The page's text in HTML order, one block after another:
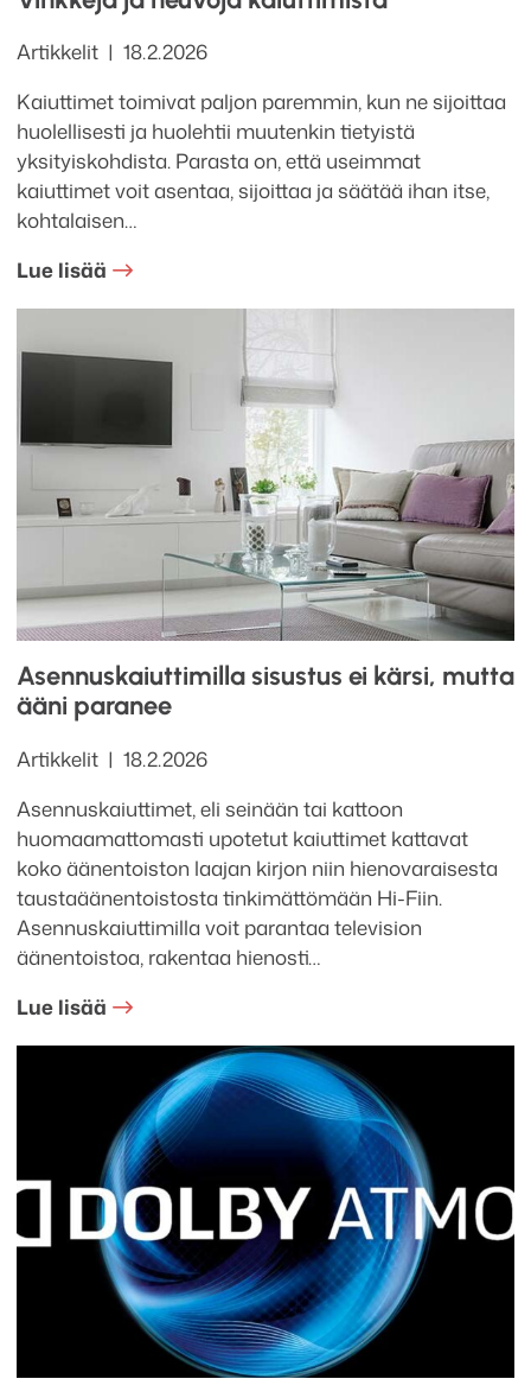
Kategoriat
Artikkelit Julkaistu
18.2.2026
Kaiuttimet toimivat paljon paremmin, kun ne sijoittaa
huolellisesti ja huolehtii muutenkin tietyistä
yksityiskohdista. Parasta on, että useimmat
kaiuttimet voit asentaa, sijoittaa ja säätää ihan itse,
kohtalaisen…
Lue lisää
Asennuskaiuttimilla sisustus ei kärsi, mutta
ääni paranee
Kategoriat
Artikkelit Julkaistu
18.2.2026
Asennuskaiuttimet, eli seinään tai kattoon
huomaamattomasti upotetut kaiuttimet kattavat
koko äänentoiston laajan kirjon niin hienovaraisesta
taustaäänentoistosta tinkimättömään Hi-Fiin.
Asennuskaiuttimilla voit parantaa television
äänentoistoa, rakentaa hienosti…
Lue lisää